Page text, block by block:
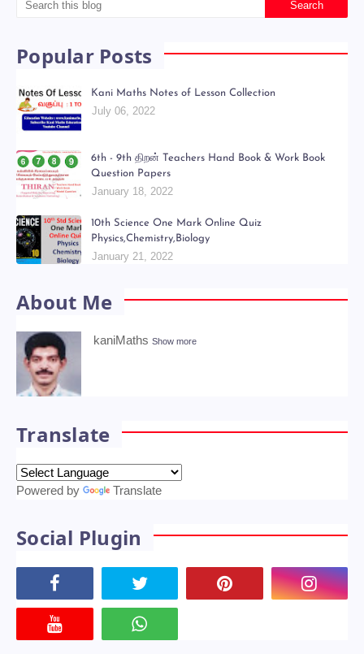
Popular Posts
Kani Maths Notes of Lesson Collection
July 06, 2022
6th - 9th திறன் Teachers Hand Book & Work Book
Question Papers
January 18, 2022
10th Science One Mark Online Quiz
Physics,Chemistry,Biology
January 21, 2022
About Me
kaniMaths Show more
Translate
Powered by Translate
Social Plugin